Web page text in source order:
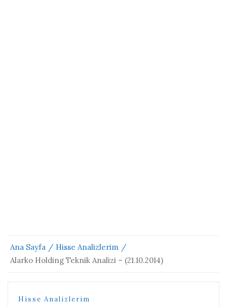
Ana Sayfa
Hisse Analizlerim
Alarko Holding Teknik Analizi – (21.10.2014)
Hisse Analizlerim